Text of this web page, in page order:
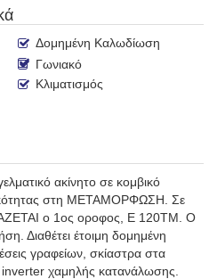
Δομημένη Καλωδίωση
Γωνιακό
Κλιματισμός
ακίνητο σε κομβικό
στη ΜΕΤΑΜΟΡΦΩΣΗ. Σε
ο 1ος οροφος, Ε 120ΤΜ. Ο
Διαθέτει έτοιμη δομημένη
γραφείων, σκίαστρα στα
inverter χαμηλής κατανάλωσης.